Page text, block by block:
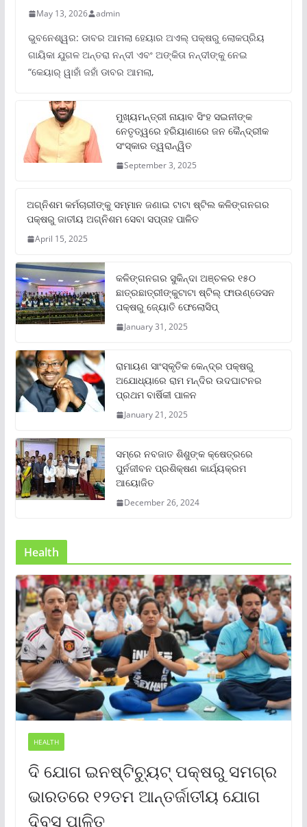
May 13, 2026 admin
ଭୁବନେଶ୍ୱର: ଡାବର ଆମଲା ହେୟାର ଅଏଲ୍ ପକ୍ଷରୁ ଲୋକପ୍ରିୟ
ଗାୟିକା ଯୁଗଳ ଅନ୍ତରା ନନ୍ଦୀ ଏବଂ ଅଙ୍କିତା ନନ୍ଦୀଙ୍କୁ ନେଇ
“କେୟାର୍ ୱାହାଁ ଜହାଁ ଡାବର ଆମଲା,
ମୁଖ୍ୟମନ୍ତ୍ରୀ ନାୟାବ ସିଂହ ସଇନୀଙ୍କ
ନେତୃତ୍ୱରେ ହରିୟାଣାରେ ଜନ କୈନ୍ଦ୍ରୀକ
ସଂସ୍କାର ତ୍ୱରାନ୍ୱିତ
September 3, 2025
ଅଗ୍ନିଶମ କର୍ମଚାରୀଙ୍କୁ ସମ୍ମାନ ଜଣାଇ ଟାଟା ଷ୍ଟିଲ କଳିଙ୍ଗନଗର
ପକ୍ଷରୁ ଜାତୀୟ ଅଗ୍ନିଶମ ସେବା ସପ୍ତାହ ପାଳିତ
April 15, 2025
କଳିଙ୍ଗନଗର ସୁକିନ୍ଦା ଅଞ୍ଚଳର ୧୫୦
ଛାତ୍ରଛାତ୍ରୀଙ୍କୁଟାଟା ଷ୍ଟିଲ୍ ଫାଉଣ୍ଡେସନ
ପକ୍ଷରୁ ଜ୍ୟୋତି ଫେଲୋସିପ୍‌
January 31, 2025
ରାମାୟଣ ସାଂସ୍କୃତିକ କେନ୍ଦ୍ର ପକ୍ଷରୁ
ଅଯୋଧ୍ୟାରେ ରାମ ମନ୍ଦିର ଉଦଘାଟନର
ପ୍ରଥମ ବାର୍ଷିକୀ ପାଳନ
January 21, 2025
ସମ୍‌ରେ ନବଜାତ ଶିଶୁଙ୍କ କ୍ଷେତ୍ରରେ
ପୁର୍ନଜୀବନ ପ୍ରଶିକ୍ଷଣ କାର୍ଯ୍ୟକ୍ରମ
ଆୟୋଜିତ
December 26, 2024
Health
HEALTH
ଦି ଯୋଗ ଇନଷ୍ଟିଚ୍ୟୁଟ୍ ପକ୍ଷରୁ ସମଗ୍ର
ଭାରତରେ ୧୨ତମ ଆନ୍ତର୍ଜାତୀୟ ଯୋଗ
ଦିବସ ପାଳିତ